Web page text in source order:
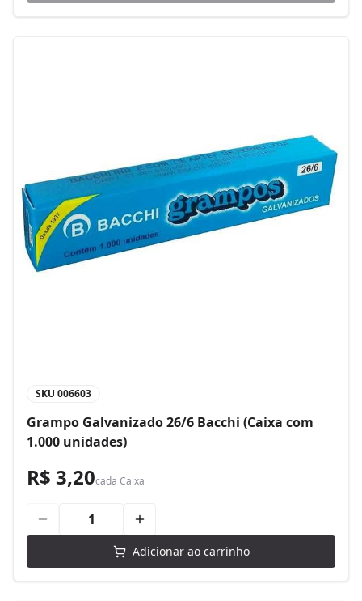
SKU 006603
Grampo Galvanizado 26/6 Bacchi (Caixa com
1.000 unidades)
R$ 3,20cada Caixa
Adicionar ao carrinho